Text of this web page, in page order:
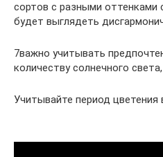
сортов с разными оттенками
будет выглядеть
7важно учитывать
количеству солнечного
Учитывайте период цветения